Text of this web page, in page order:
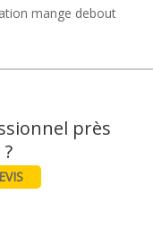
mange debout
près